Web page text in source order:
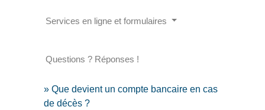
Services en ligne et formulaires
Questions ? Réponses !
Que devient un compte bancaire en cas
de décès ?